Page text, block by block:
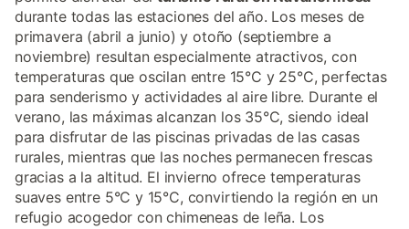
durante todas las estaciones del año. Los meses de
primavera (abril a junio) y otoño (septiembre a
noviembre) resultan especialmente atractivos, con
temperaturas que oscilan entre 15°C y 25°C, perfectas
para senderismo y actividades al aire libre. Durante el
verano, las máximas alcanzan los 35°C, siendo ideal
para disfrutar de las piscinas privadas de las casas
rurales, mientras que las noches permanecen frescas
gracias a la altitud. El invierno ofrece temperaturas
suaves entre 5°C y 15°C, convirtiendo la región en un
refugio acogedor con chimeneas de leña. Los